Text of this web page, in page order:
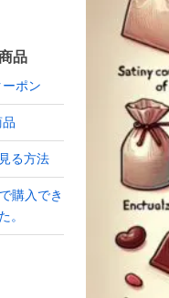
品
ーポン
る方法
購入でき
。